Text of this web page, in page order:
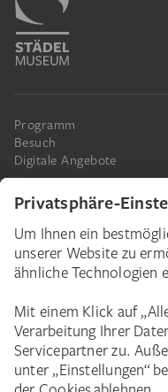
Programm
Besuch
Digitale Angebote
Das Städel
Spenden
Schenkungen & Nachlass
Corporate Events
Städelverein
Karriere